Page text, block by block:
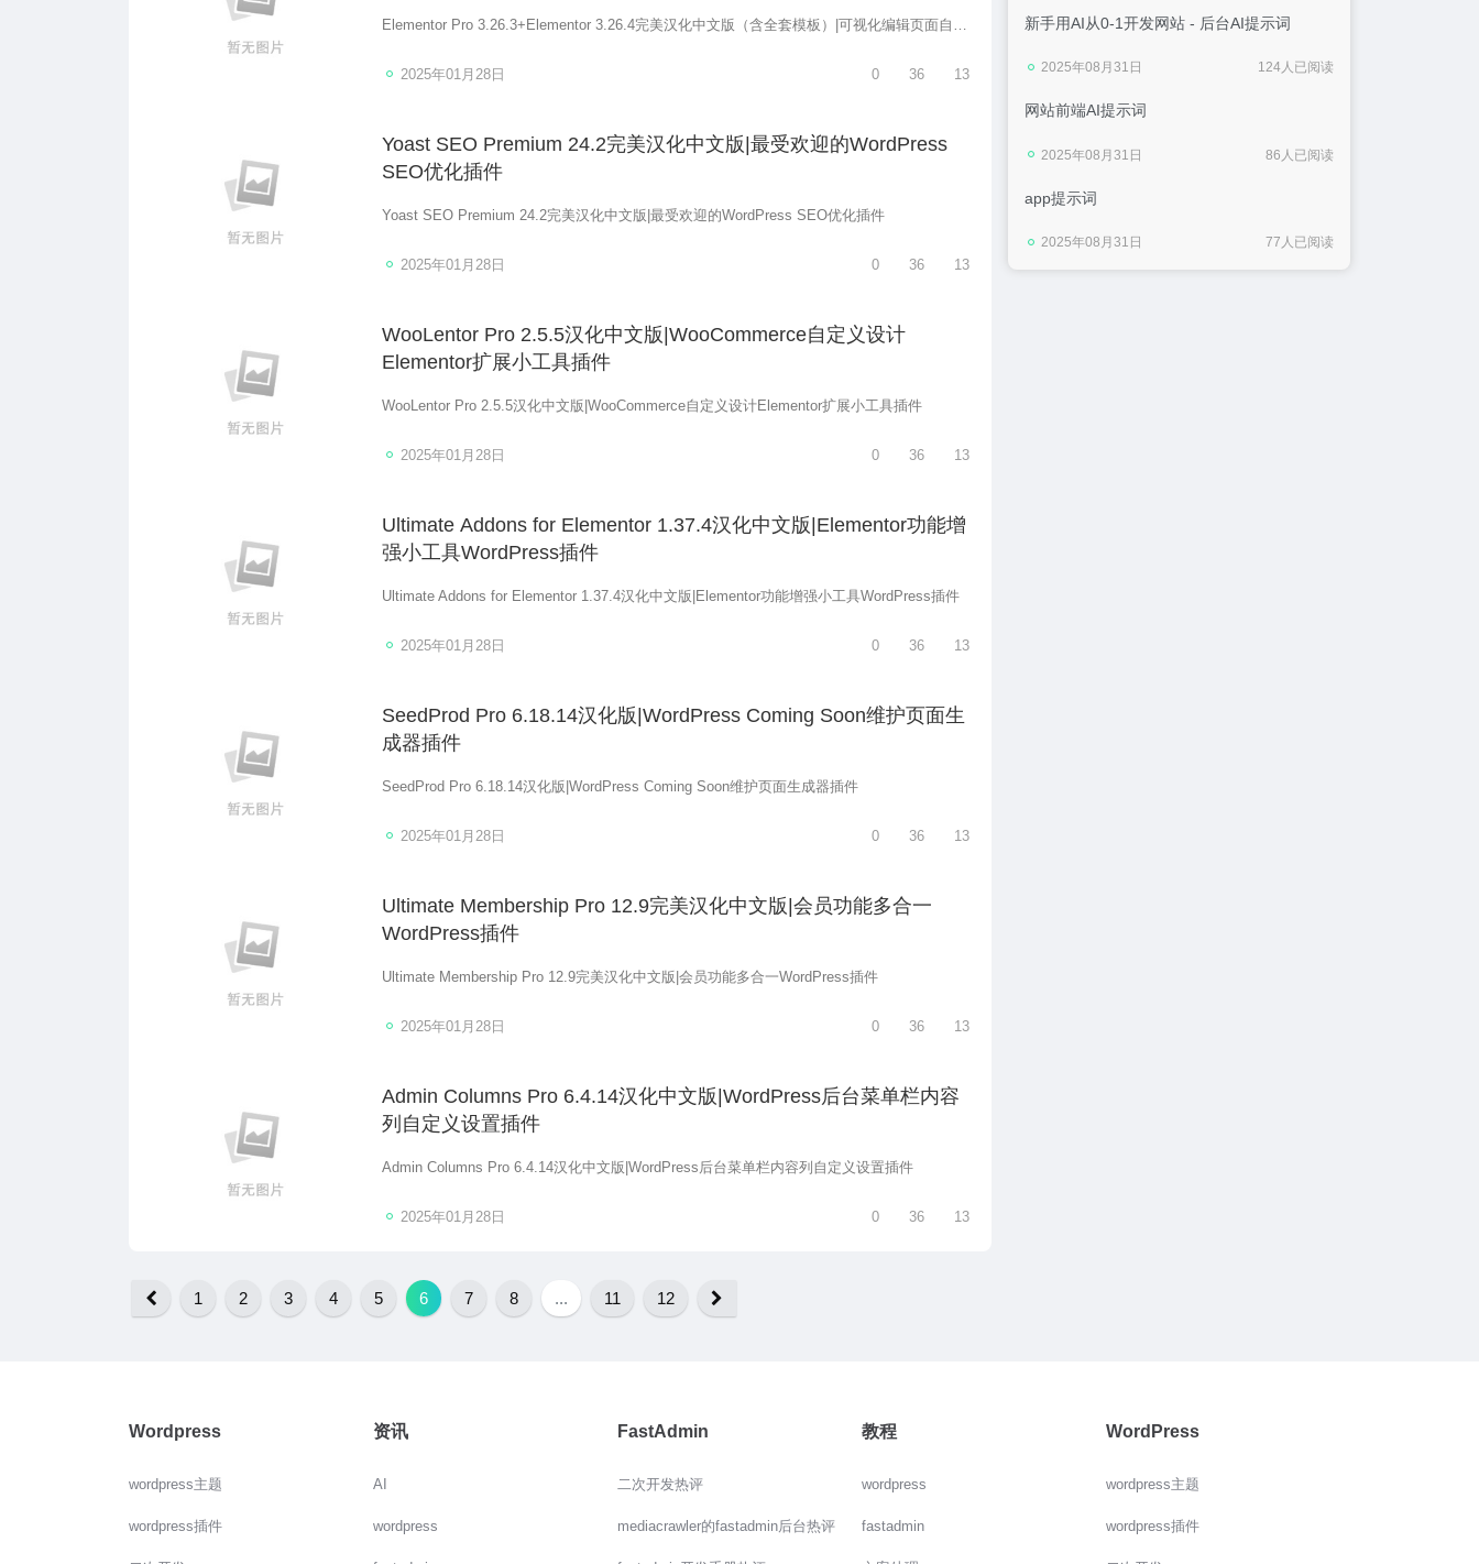
2025年01月28日 0 36 13
Yoast SEO Premium 24.2完美汉化中文版|最受欢迎的WordPress
SEO优化插件
Yoast SEO Premium 24.2完美汉化中文版|最受欢迎的WordPress SEO优化插件
2025年01月28日 0 36 13
WooLentor Pro 2.5.5汉化中文版|WooCommerce自定义设计
Elementor扩展小工具插件
WooLentor Pro 2.5.5汉化中文版|WooCommerce自定义设计Elementor扩展小工具插件
2025年01月28日 0 36 13
Ultimate Addons for Elementor 1.37.4汉化中文版|Elementor功能增
强小工具WordPress插件
Ultimate Addons for Elementor 1.37.4汉化中文版|Elementor功能增强小工具WordPress插件
2025年01月28日 0 36 13
SeedProd Pro 6.18.14汉化版|WordPress Coming Soon维护页面生
成器插件
SeedProd Pro 6.18.14汉化版|WordPress Coming Soon维护页面生成器插件
2025年01月28日 0 36 13
Ultimate Membership Pro 12.9完美汉化中文版|会员功能多合一
WordPress插件
Ultimate Membership Pro 12.9完美汉化中文版|会员功能多合一WordPress插件
2025年01月28日 0 36 13
Admin Columns Pro 6.4.14汉化中文版|WordPress后台菜单栏内容
列自定义设置插件
Admin Columns Pro 6.4.14汉化中文版|WordPress后台菜单栏内容列自定义设置插件
2025年01月28日 0 36 13
1 2 3 4 5 6 7 8 ... 11 12
新手用AI从0-1开发网站 - 后台AI提示词
2025年08月31日 124人已阅读
网站前端AI提示词
2025年08月31日 86人已阅读
app提示词
2025年08月31日 77人已阅读
Wordpress
wordpress主题
wordpress插件
资讯
AI
wordpress
FastAdmin
二次开发热评
mediacrawler的fastadmin后台热评
教程
wordpress
fastadmin
WordPress
wordpress主题
wordpress插件